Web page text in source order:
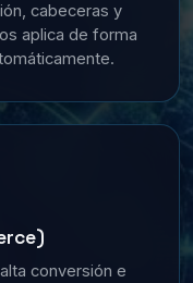
cabeceras y
aplica de forma
conversión e